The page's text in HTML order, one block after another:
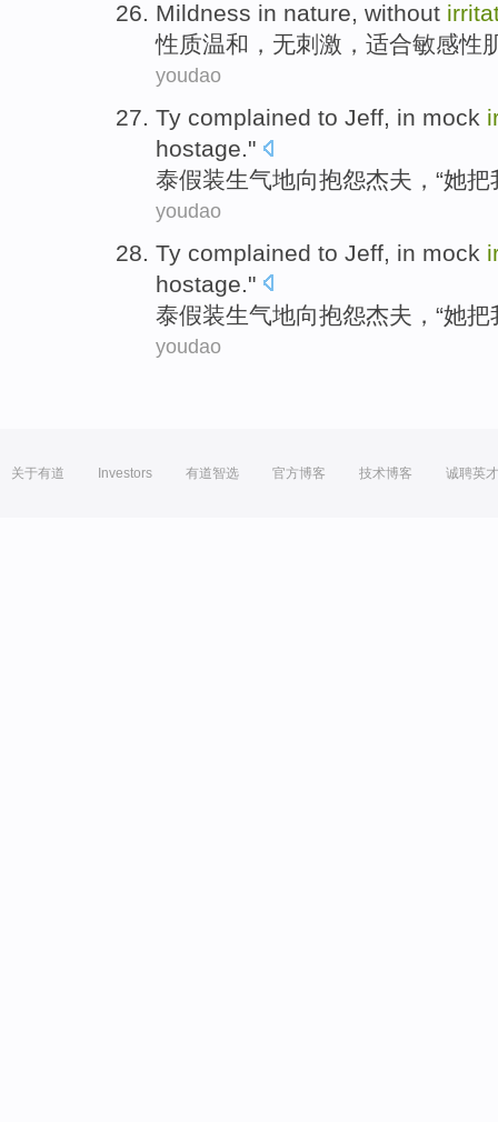
Mildness in nature, without
性质温和 ， 无刺激 ， 适合敏感性
youdao
Ty complained to Jeff, in mock
hostage."
泰假装生气地向抱怨杰夫 ，“她把
youdao
Ty complained to Jeff , in mock
hostage ."
泰假装生气地向抱怨杰夫 ，“她把
youdao
关于有道 Investors 有道智选 官方博客 技术博客 诚聘英才